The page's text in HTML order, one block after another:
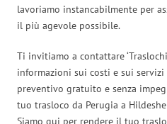
lavoriamo instancabilmente per
il più agevole possibile.
Ti invitiamo a contattare
informazioni sui costi e sui
preventivo gratuito e senza
tuo trasloco da Perugia a
Siamo qui per rendere il tuo